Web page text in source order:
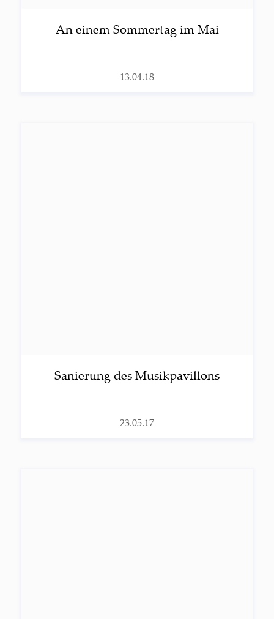
An einem Som­mer­tag im Mai
13.04.18
Sanie­rung des Musikpavillons
23.05.17